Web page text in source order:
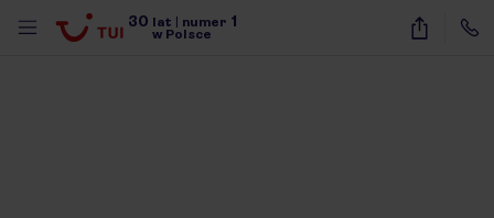
30 lat numer 1
w Polsce